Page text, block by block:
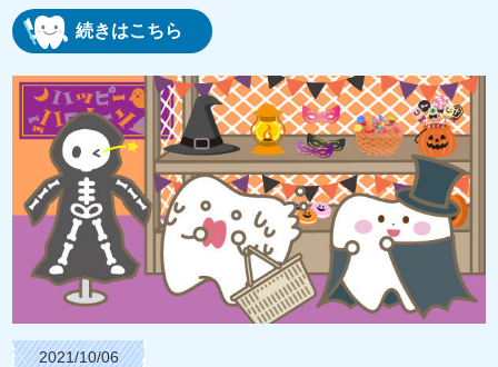
続きはこちら
2021/10/06